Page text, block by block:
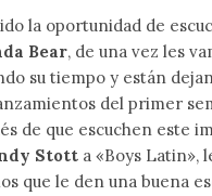
la oportunidad de
Bear, de una vez les
su tiempo y están
del primer
de que escuchen este
Stott a «Boys Latin»,
que le den una buena